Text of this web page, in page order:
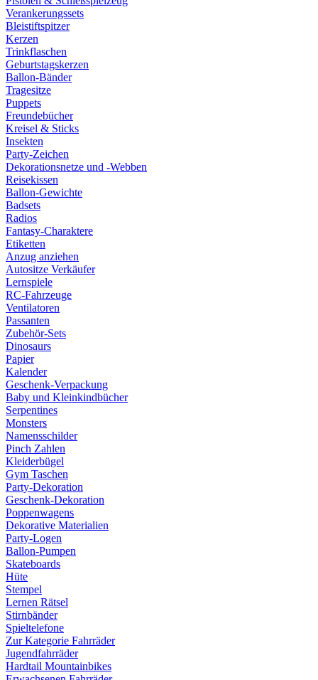
Verankerungssets
Bleistiftspitzer
Kerzen
Trinkflaschen
Geburtstagskerzen
Ballon-Bänder
Tragesitze
Puppets
Freundebücher
Kreisel & Sticks
Insekten
Party-Zeichen
Dekorationsnetze und -Webben
Reisekissen
Ballon-Gewichte
Badsets
Radios
Fantasy-Charaktere
Etiketten
Anzug anziehen
Autositze Verkäufer
Lernspiele
RC-Fahrzeuge
Ventilatoren
Passanten
Zubehör-Sets
Dinosaurs
Papier
Kalender
Geschenk-Verpackung
Baby und Kleinkindbücher
Serpentines
Monsters
Namensschilder
Pinch Zahlen
Kleiderbügel
Gym Taschen
Party-Dekoration
Geschenk-Dekoration
Poppenwagens
Dekorative Materialien
Party-Logen
Ballon-Pumpen
Skateboards
Hüte
Stempel
Lernen Rätsel
Stirnbänder
Spieltelefone
Zur Kategorie Fahrräder
Jugendfahrräder
Hardtail Mountainbikes